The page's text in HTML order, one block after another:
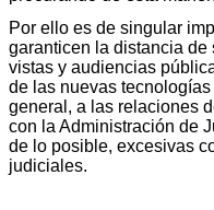
Por ello es de singular
garanticen la distancia
vistas y audiencias
de las nuevas
general, a las relaciones
con la Administración de
de lo posible, excesivas
judiciales.